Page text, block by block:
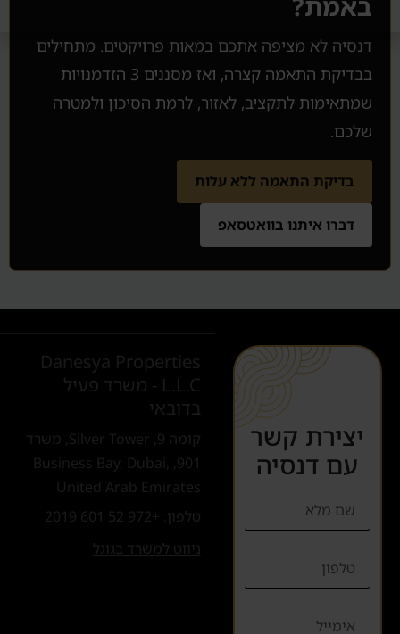
דנסיה לא מציפה אתכם במאות פרויקטים. מתחילים
בבדיקת התאמה קצרה, ואז מסננים 3 הזדמנויות
שמתאימות לתקציב, לאזור, לרמת הסיכון ולמטרה
שלכם.
בדיקת התאמה ללא עלות
דברו איתנו בוואטסאפ
יצירת קשר
עם דנסיה
Danesya Properties
L.L.C - משרד פעיל
בדובאי
קומה 9, Silver Tower, משרד
901, Business Bay, Dubai,
United Arab Emirates
טלפון:
+972 52 601 2019
ניווט למשרד בגוגל